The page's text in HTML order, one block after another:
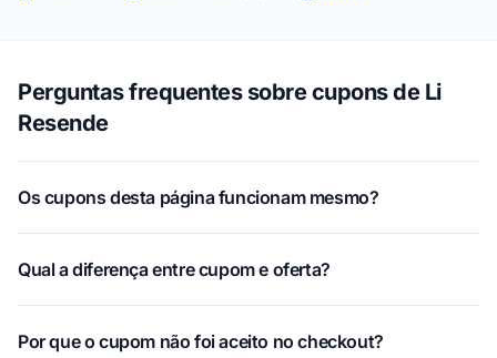
Perguntas frequentes sobre cupons de Li
Resende
Os cupons desta página funcionam mesmo?
Qual a diferença entre cupom e oferta?
Por que o cupom não foi aceito no checkout?